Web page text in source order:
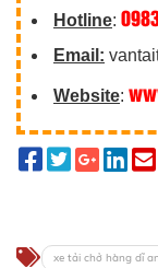
Hotline:
Email:
Website:
xe tải chở hàng dĩ an